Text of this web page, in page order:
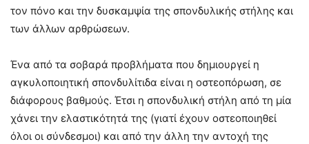
τον πόνο και την δυσκαμψία της σπονδυλικής στήλης και
των άλλων αρθρώσεων.
Ένα από τα σοβαρά προβλήματα που δημιουργεί η
αγκυλοποιητική σπονδυλίτιδα είναι η οστεοπόρωση, σε
διάφορους βαθμούς. Έτσι η σπονδυλική στήλη από τη μία
χάνει την ελαστικότητά της (γιατί έχουν οστεοποιηθεί
όλοι οι σύνδεσμοι) και από την άλλη την αντοχή της